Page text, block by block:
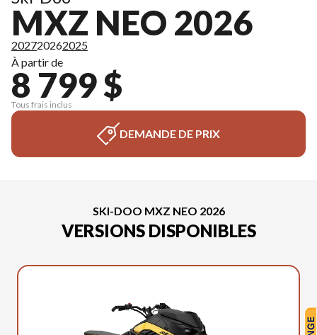
MXZ NEO 2026
202720262025
À partir de
8 799 $
Tous frais inclus
DEMANDE DE PRIX
SKI-DOO MXZ NEO 2026
VERSIONS DISPONIBLES